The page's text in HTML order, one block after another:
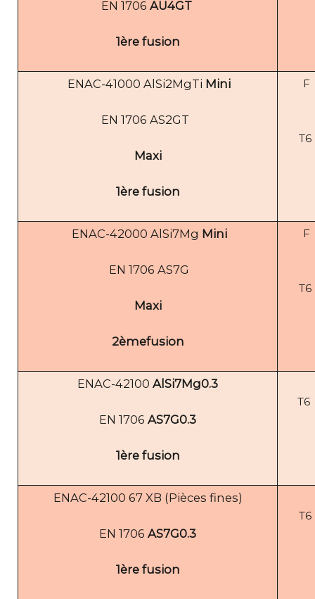
EN 1706 AU4GT
1ère fusion
ENAC-41000 AlSi2MgTi Mini
EN 1706 AS2GT
Maxi
1ère fusion
F
T6
ENAC-42000 AlSi7Mg Mini
EN 1706 AS7G
Maxi
2èmefusion
F
T6
ENAC-42100 AlSi7Mg0.3
EN 1706 AS7G0.3
1ère fusion
T6
ENAC-42100 67 XB (Pièces fines)
EN 1706 AS7G0.3
1ère fusion
T6